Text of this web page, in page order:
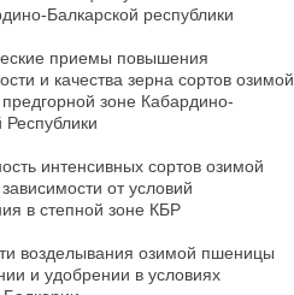
Балкарской республики
приемы повышения
и качества зерна сортов озимой
зоне Кабардино-
Республики
интенсивных сортов озимой
от условий
в степной зоне КБР
возделывания озимой пшеницы
и удобрении в условиях